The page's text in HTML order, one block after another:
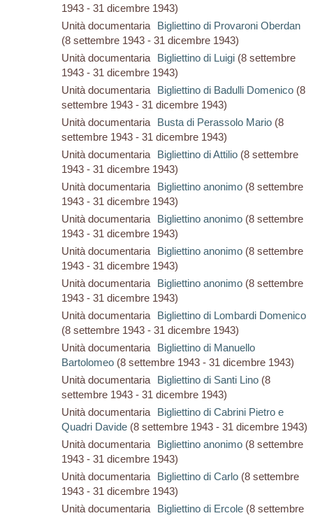
1943 - 31 dicembre 1943)
Unità documentaria
Bigliettino di Provaroni Oberdan
(8 settembre 1943 - 31 dicembre 1943)
Unità documentaria
Bigliettino di Luigi(8 settembre
1943 - 31 dicembre 1943)
Unità documentaria
Bigliettino di Badulli Domenico(8
settembre 1943 - 31 dicembre 1943)
Unità documentaria
Busta di Perassolo Mario(8
settembre 1943 - 31 dicembre 1943)
Unità documentaria
Bigliettino di Attilio(8 settembre
1943 - 31 dicembre 1943)
Unità documentaria
Bigliettino anonimo (8 settembre
1943 - 31 dicembre 1943)
Unità documentaria
Bigliettino anonimo (8 settembre
1943 - 31 dicembre 1943)
Unità documentaria
Bigliettino anonimo (8 settembre
1943 - 31 dicembre 1943)
Unità documentaria
Bigliettino anonimo (8 settembre
1943 - 31 dicembre 1943)
Unità documentaria
Bigliettino di Lombardi Domenico
(8 settembre 1943 - 31 dicembre 1943)
Unità documentaria
Bigliettino di Manuello
Bartolomeo(8 settembre 1943 - 31 dicembre 1943)
Unità documentaria
Bigliettino di Santi Lino(8
settembre 1943 - 31 dicembre 1943)
Unità documentaria
Bigliettino di Cabrini Pietro e
Quadri Davide(8 settembre 1943 - 31 dicembre 1943)
Unità documentaria
Bigliettino anonimo (8 settembre
1943 - 31 dicembre 1943)
Unità documentaria
Bigliettino di Carlo(8 settembre
1943 - 31 dicembre 1943)
Unità documentaria
Bigliettino di Ercole(8 settembre